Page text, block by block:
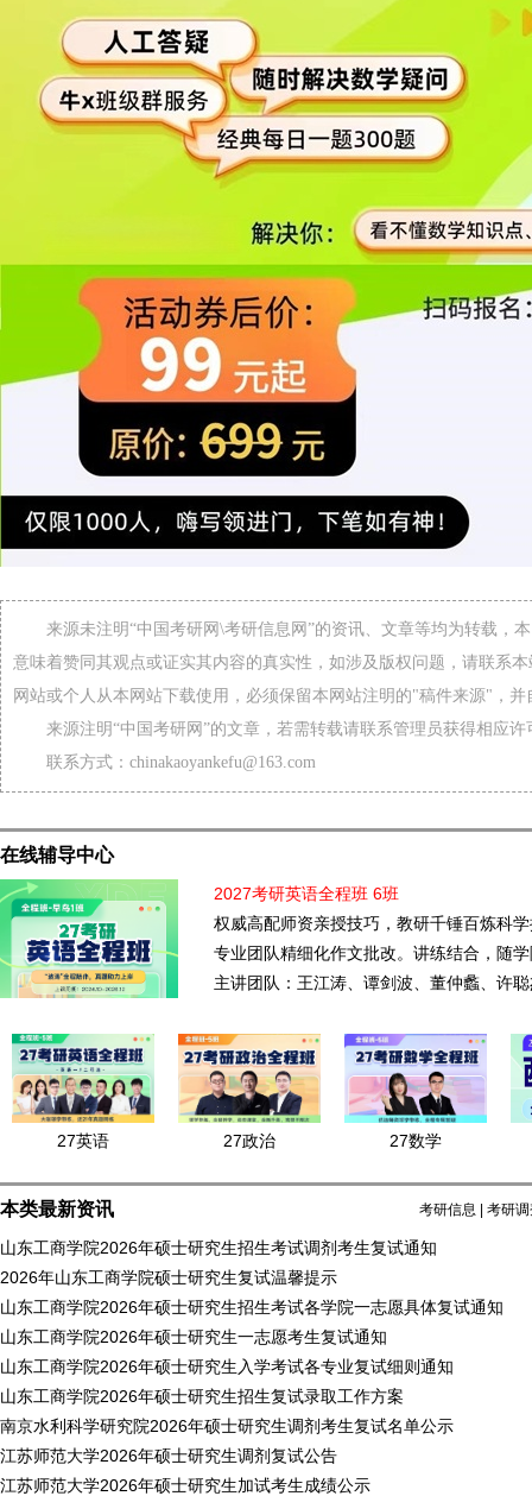
来源未注明“中国考研网\考研信息网”的资讯、文章等均为转载，
意味着赞同其观点或证实其内容的真实性，如涉及版权问题，请联系
网站或个人从本网站下载使用，必须保留本网站注明的"稿件来源"，
来源注明“中国考研网”的文章，若需转载请联系管理员获得相应许
联系方式：chinakaoyankefu@163.com
在线辅导中心
2027考研英语全程班 6班
权威高配师资亲授技巧，教研千锤百炼科
专业团队精细化作文批改。讲练结合，随
主讲团队：王江涛、谭剑波、董仲蠡、许
27英语 27政治 27数学
本类最新资讯 考研信息 考研
山东工商学院2026年硕士研究生招生考试调剂考生复试通知
2026年山东工商学院硕士研究生复试温馨提示
山东工商学院2026年硕士研究生招生考试各学院一志愿具体复试通知
山东工商学院2026年硕士研究生一志愿考生复试通知
山东工商学院2026年硕士研究生入学考试各专业复试细则通知
山东工商学院2026年硕士研究生招生复试录取工作方案
南京水利科学研究院2026年硕士研究生调剂考生复试名单公示
江苏师范大学2026年硕士研究生调剂复试公告
江苏师范大学2026年硕士研究生加试考生成绩公示